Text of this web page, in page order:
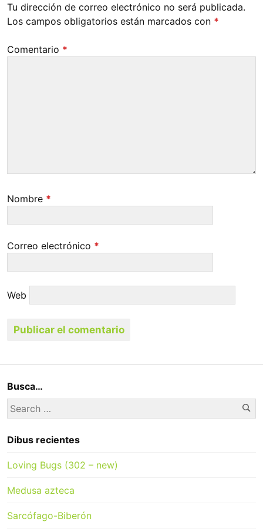
Tu dirección de correo electrónico no será publicada.
Los campos obligatorios están marcados con *
Comentario *
Nombre *
Correo electrónico *
Web
Busca…
Search
for:
Dibus recientes
Loving Bugs (302 – new)
Medusa azteca
Sarcófago-Biberón